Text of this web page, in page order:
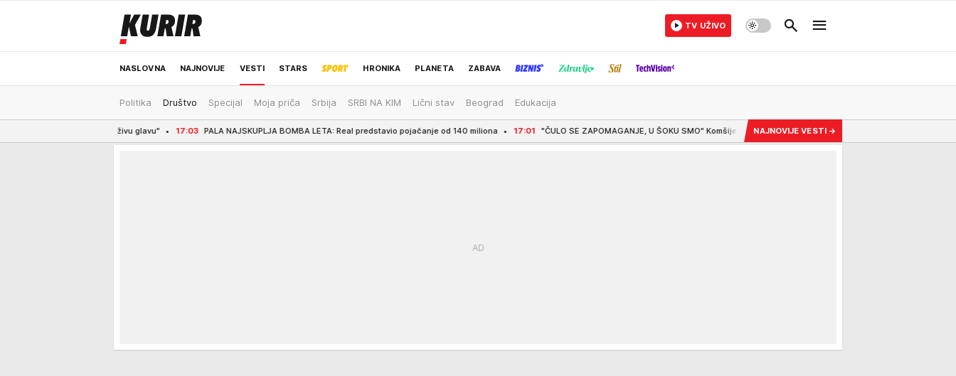
NASLOVNA NAJNOVIJE VESTI STARS HRONIKA PLANETA ZABAVA
ODRŽIVA BUDUĆNOST REGION NEWS IZBOR UREDNIKA
TV UŽIVO
Politika Društvo Specijal Moja priča Srbija SRBI NA KIM Lični stav Beograd Edukacija
PALA NAJSKUPLJA BOMBA LETA: Real predstavio pojačanje od 140 miliona 17:01 "ČULO SE ZAPOMAGANJE, U ŠOKU SMO" Komšije u neverici posle brutalnog zločina na Novom Beogradu - sin do smrti tukao
NAJNOVIJE VESTI →